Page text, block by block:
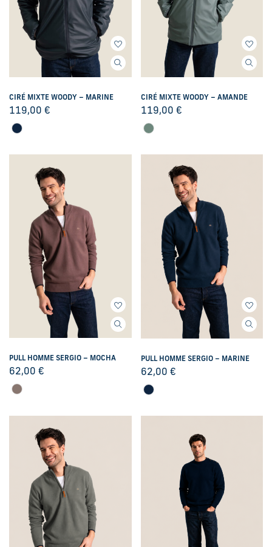
CIRÉ MIXTE WOODY – MARINE
119,00 €
CIRÉ MIXTE WOODY – AMANDE
119,00 €
PULL HOMME SERGIO – MOCHA
62,00 €
PULL HOMME SERGIO – MARINE
62,00 €